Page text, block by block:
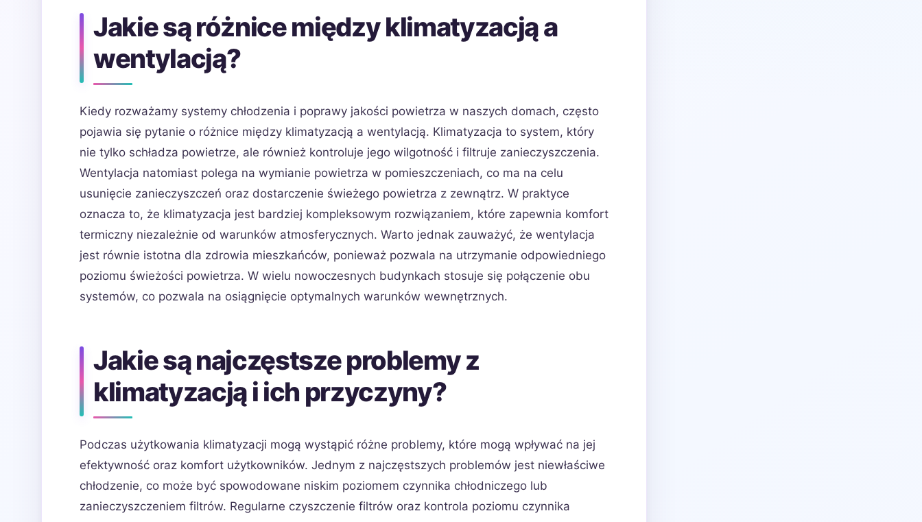
Jakie są różnice między klimatyzacją a
wentylacją?
Kiedy rozważamy systemy chłodzenia i poprawy jakości powietrza w naszych domach, często
pojawia się pytanie o różnice między klimatyzacją a wentylacją. Klimatyzacja to system, który
nie tylko schładza powietrze, ale również kontroluje jego wilgotność i filtruje zanieczyszczenia.
Wentylacja natomiast polega na wymianie powietrza w pomieszczeniach, co ma na celu
usunięcie zanieczyszczeń oraz dostarczenie świeżego powietrza z zewnątrz. W praktyce
oznacza to, że klimatyzacja jest bardziej kompleksowym rozwiązaniem, które zapewnia komfort
termiczny niezależnie od warunków atmosferycznych. Warto jednak zauważyć, że wentylacja
jest równie istotna dla zdrowia mieszkańców, ponieważ pozwala na utrzymanie odpowiedniego
poziomu świeżości powietrza. W wielu nowoczesnych budynkach stosuje się połączenie obu
systemów, co pozwala na osiągnięcie optymalnych warunków wewnętrznych.
Jakie są najczęstsze problemy z
klimatyzacją i ich przyczyny?
Podczas użytkowania klimatyzacji mogą wystąpić różne problemy, które mogą wpływać na jej
efektywność oraz komfort użytkowników. Jednym z najczęstszych problemów jest niewłaściwe
chłodzenie, co może być spowodowane niskim poziomem czynnika chłodniczego lub
zanieczyszczeniem filtrów. Regularne czyszczenie filtrów oraz kontrola poziomu czynnika